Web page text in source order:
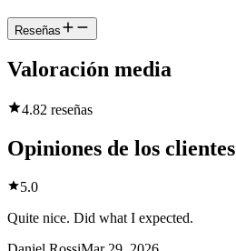
Reseñas
Valoración media
4.82 reseñas
Opiniones de los clientes
5.0
Quite nice. Did what I expected.